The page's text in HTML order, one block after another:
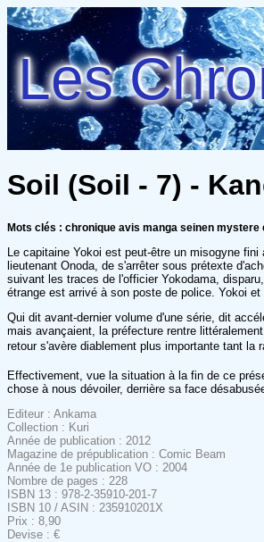
Les
Soil (Soil - 7) -
Mots clés : chronique avis manga seinen
Le capitaine Yokoi est peut-être un misogyne
lieutenant Onoda, de s'arrêter sous prétexte
suivant les traces de l'officier Yokodama,
étrange est arrivé à son poste de police. Yokoi
Qui dit avant-dernier volume d'une série, dit
mais avançaient, la préfecture rentre
retour s'avère diablement plus importante tant la
Effectivement, vue la situation à la fin de ce
chose à nous dévoiler, derrière sa face
Editeur : Ankama
Collection : Kuri
Année de publication : 2012
Magazine de prépublication : Comic Beam
Année de 1e publication VO : 2004
Nombre de pages : 228
ISBN 13 : 978-2-35910-201-7
ISBN 10 / ASIN : 235910201X
Prix : 8,90
Devise : €